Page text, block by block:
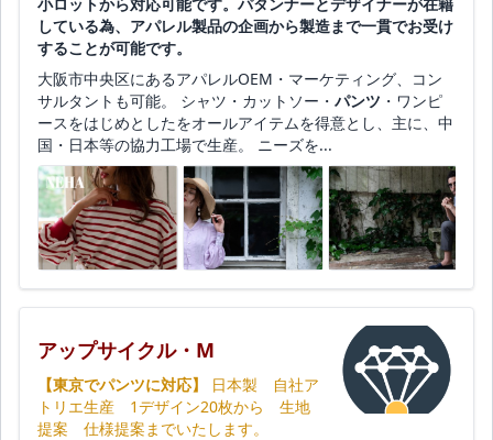
している為、アパレル製品の企画から製造まで一貫でお受け
することが可能です。
大阪市中央区にあるアパレルOEM・マーケティング、コン
サルタントも可能。 シャツ・カットソー・ パンツ ・ワンピ
ースをはじめとしたをオールアイテムを得意とし、主に、中
国・日本等の協力工場で生産。 ニーズを...
アップサイクル・M
【東京でパンツに対応】
日本製 自社ア
トリエ生産 1デザイン20枚から 生地
提案 仕様提案までいたします。